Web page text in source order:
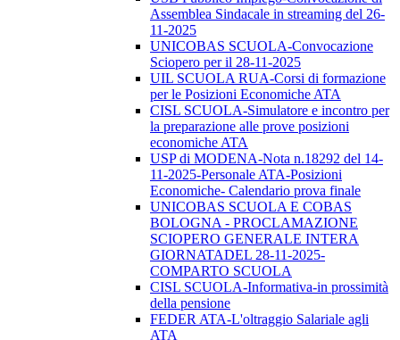
Assemblea Sindacale in streaming del 26-
11-2025
UNICOBAS SCUOLA-Convocazione
Sciopero per il 28-11-2025
UIL SCUOLA RUA-Corsi di formazione
per le Posizioni Economiche ATA
CISL SCUOLA-Simulatore e incontro per
la preparazione alle prove posizioni
economiche ATA
USP di MODENA-Nota n.18292 del 14-
11-2025-Personale ATA-Posizioni
Economiche- Calendario prova finale
UNICOBAS SCUOLA E COBAS
BOLOGNA - PROCLAMAZIONE
SCIOPERO GENERALE INTERA
GIORNATADEL 28-11-2025-
COMPARTO SCUOLA
CISL SCUOLA-Informativa-in prossimità
della pensione
FEDER ATA-L'oltraggio Salariale agli
ATA